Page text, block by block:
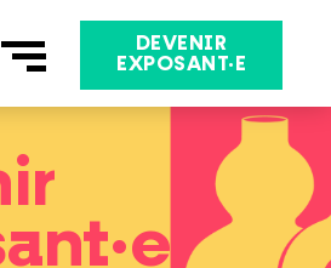
DEVENIR
EXPOSANT·E